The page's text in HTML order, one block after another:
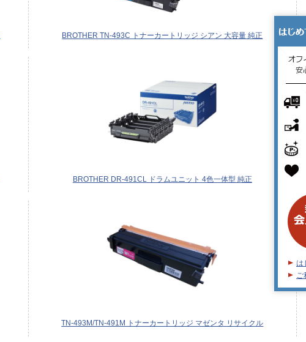
BROTHER TN-493C トナーカートリッジ シアン 大容量 純正
BROTHER DR-491CL ドラムユニット 4色一体型 純正
TN-493M/TN-491M トナーカートリッジ マゼンタ リサイクル
は
ご